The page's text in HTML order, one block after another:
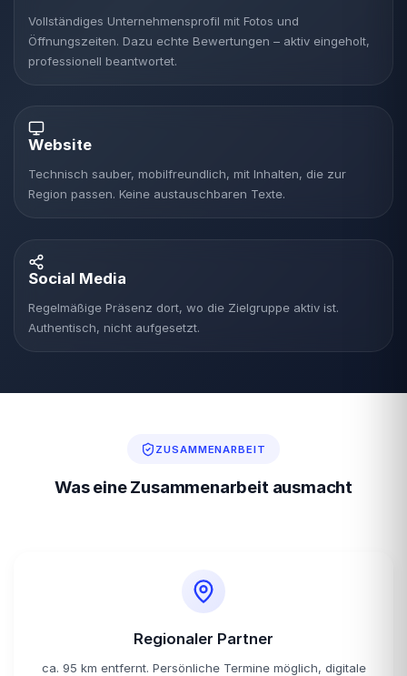
Vollständiges Unternehmensprofil mit Fotos und
Öffnungszeiten. Dazu echte Bewertungen – aktiv eingeholt,
professionell beantwortet.
Website
Technisch sauber, mobilfreundlich, mit Inhalten, die zur
Region passen. Keine austauschbaren Texte.
Social Media
Regelmäßige Präsenz dort, wo die Zielgruppe aktiv ist.
Authentisch, nicht aufgesetzt.
ZUSAMMENARBEIT
Was eine Zusammenarbeit ausmacht
Regionaler Partner
ca. 95 km entfernt. Persönliche Termine möglich, digitale